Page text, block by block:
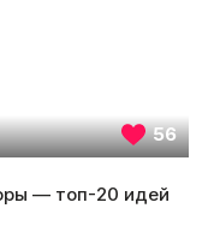
56
— топ-20 идей